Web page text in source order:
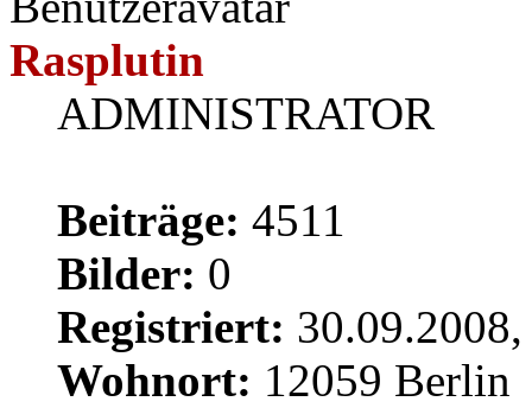
Rasplutin
ADMINISTRATOR
Beiträge: 4511
Bilder: 0
Registriert:
Wohnort: 12059 Berlin